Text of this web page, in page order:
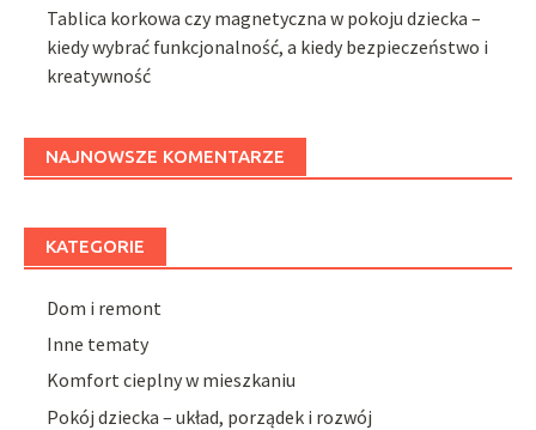
Tablica korkowa czy magnetyczna w pokoju dziecka –
kiedy wybrać funkcjonalność, a kiedy bezpieczeństwo i
kreatywność
NAJNOWSZE KOMENTARZE
KATEGORIE
Dom i remont
Inne tematy
Komfort cieplny w mieszkaniu
Pokój dziecka – układ, porządek i rozwój